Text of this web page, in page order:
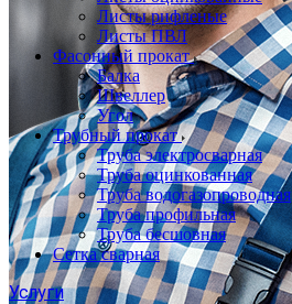
Листы рифленые
Листы ПВЛ
Фасонный прокат
Балка
Швеллер
Угол
Трубный прокат
Труба электросварная
Труба оцинкованная
Труба водогазопроводная
Труба профильная
Труба бесшовная
Сетка сварная
Услуги